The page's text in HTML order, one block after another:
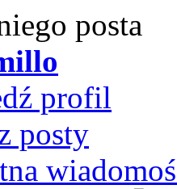
posta
profil
posty